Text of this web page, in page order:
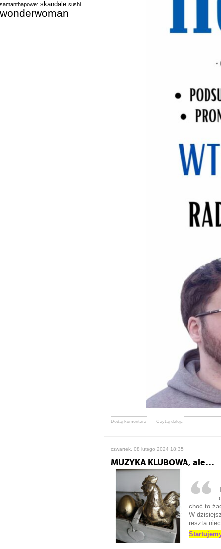
samanthapower skandale sushi
wonderwoman
Dodaj komentarz Czytaj dalej...
czwartek, 08 lutego 2024 18:35
MUZYKA KLUBOWA, ale…
choć to
W
reszta